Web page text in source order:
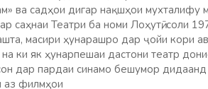
ва садҳои дигар нақшҳои
саҳнаи Театри ба номи Лоҳутӣ, соли
масири ҳунарашро дар ҷойи кори
ки як ҳунарпешаи дастони театр
дар пардаи синамо бешумор
аз филмҳои